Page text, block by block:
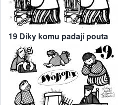
19 Díky komu padají pouta